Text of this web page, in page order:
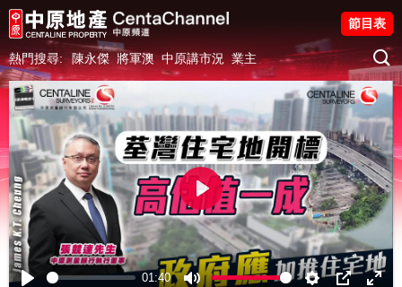
熱門搜尋: 陳永傑 將軍澳 中原講市況 業主
節目表
01:40
Play